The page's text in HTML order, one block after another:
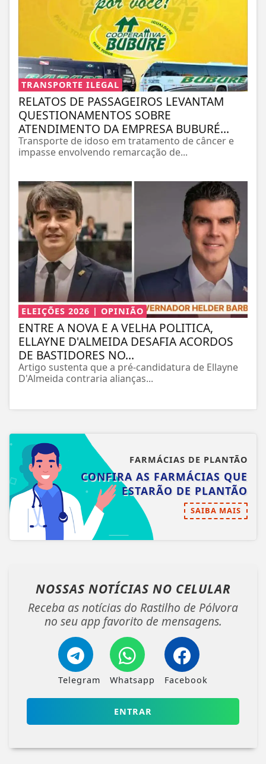
TRANSPORTE ILEGAL
RELATOS DE PASSAGEIROS LEVANTAM
QUESTIONAMENTOS SOBRE
ATENDIMENTO DA EMPRESA BUBURÉ...
Transporte de idoso em tratamento de câncer e
impasse envolvendo remarcação de...
ELEIÇÕES 2026 | OPINIÃO
ENTRE A NOVA E A VELHA POLITICA,
ELLAYNE D'ALMEIDA DESAFIA ACORDOS
DE BASTIDORES NO...
Artigo sustenta que a pré-candidatura de Ellayne
D'Almeida contraria alianças...
FARMÁCIAS DE PLANTÃO
CONFIRA AS FARMÁCIAS QUE
ESTARÃO DE PLANTÃO
SAIBA MAIS
NOSSAS NOTÍCIAS NO CELULAR
Receba as notícias do Rastilho de Pólvora
no seu app favorito de mensagens.
Telegram Whatsapp Facebook
ENTRAR